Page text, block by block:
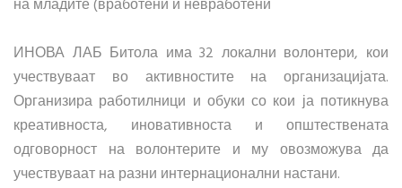
на младите (вработени и невработени
ИНОВА ЛАБ Битола има 32 локални волонтери, кои
учествуваат во активностите на организацијата.
Организира работилници и обуки со кои ја потикнува
креативноста, иновативноста и општествената
одговорност на волонтерите и му овозможува да
учествуваат на разни интернационални настани.